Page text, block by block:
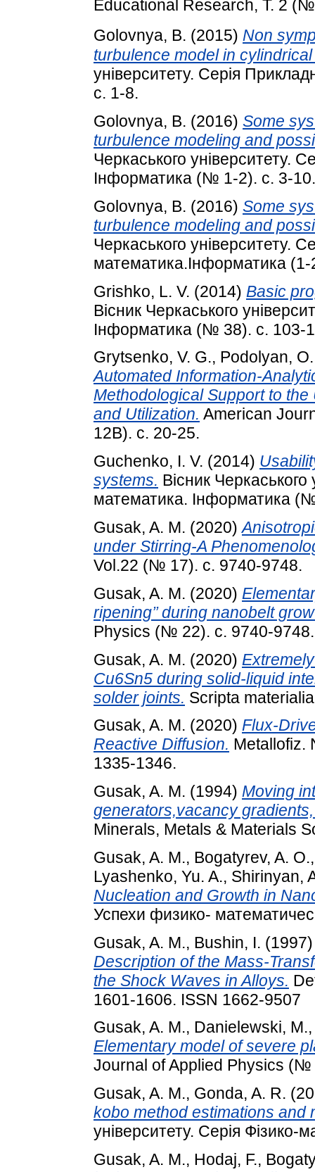
Educational Research, Т. 2
Golovnya, B. (2015) Non
turbulence model in
університету. Серія
с. 1-8.
Golovnya, B. (2016) Some
turbulence modeling and
Черкаського університету.
Інформатика (№ 1-2). с. 3-10.
Golovnya, B. (2016) Some
turbulence modeling and
Черкаського університету.
математика.Інформатика
Grishko, L. V. (2014) Basic
Вісник Черкаського
Інформатика (№ 38). с. 103-
Grytsenko, V. G., Podolyan,
Automated Information-
Methodological Support to
and Utilization. American
12В). с. 20-25.
Guchenko, I. V. (2014)
systems. Вісник
математика. Інформатика
Gusak, A. M. (2020)
under Stirring-A
Vol.22 (№ 17). с. 9740-9748.
Gusak, A. M. (2020)
ripening’’ during nanobelt
Physics (№ 22). с. 9740-9748.
Gusak, A. M. (2020)
Cu6Sn5 during solid-liquid
solder joints. Scripta
Gusak, A. M. (2020) Flux-
Reactive Diffusion. Metallofiz.
1335-1346.
Gusak, A. M. (1994) Moving
generators,vacancy
Minerals, Metals & Materials
Gusak, A. M., Bogatyrev, A. O.
Lyashenko, Yu. A., Shirinyan,
Nucleation and Growth in
Успехи физико-
Gusak, A. M., Bushin, I.
Description of the Mass-
the Shock Waves in Alloys.
1601-1606. ISSN 1662-9507
Gusak, A. M., Danielewski, M.
Elementary model of severe
Journal of Applied Physics (№
Gusak, A. M., Gonda, A. R.
kobo method estimations and
університету. Серія
Gusak, A. M., Hodaj, F.,